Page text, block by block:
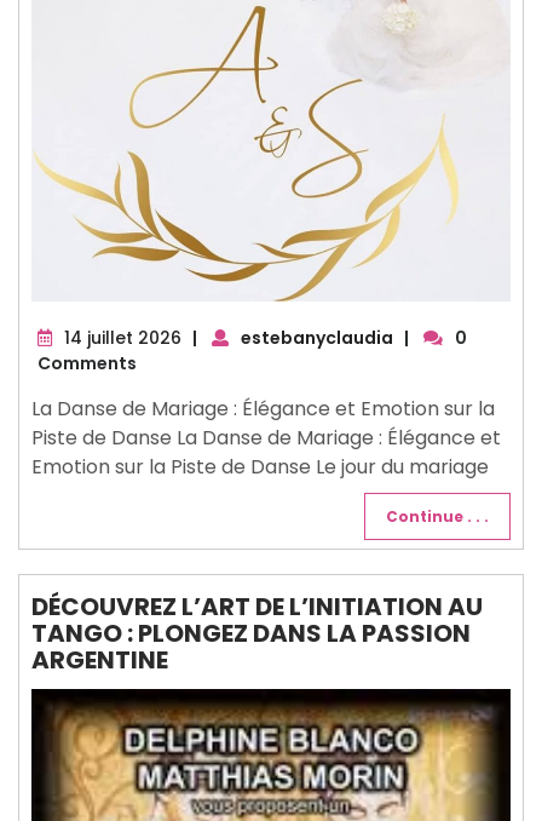
14 juillet 2026 14| estebanyclaudia |
0
Comments
La Danse de Mariage : Élégance et Emotion sur la
Piste de Danse La Danse de Mariage : Élégance et
Emotion sur la Piste de Danse Le jour du mariage
Continue . . .
DÉCOUVREZ L’ART DE L’INITIATION AU
TANGO : PLONGEZ DANS LA PASSION
ARGENTINE